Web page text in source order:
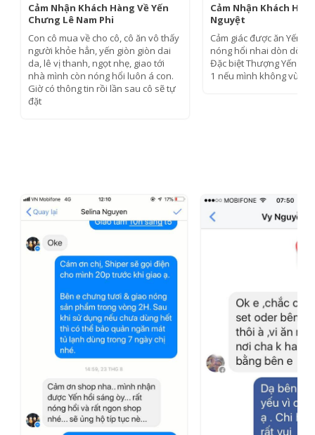
Cảm Nhận Khách Hàng Về Yến
Chưng Lê Nam Phi
Con cô mua về cho cô, cô ăn vô thấy
người khỏe hẳn, yến giòn giòn dai
da, lê vị thanh, ngọt nhẹ, giao tới
nhà mình còn nóng hổi luôn á con.
Giờ có thông tin rồi lần sau cô sẽ tự
đặt
Cảm Nhận Khách
Nguyệt
Cảm giác được ăn Yến
nóng hổi nhai dòn dòn
Đặc biệt Thượng Yến sẽ
1 nếu mình không vừa ý.